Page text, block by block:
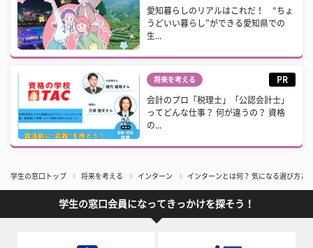
愛知暮らしのリアルはこれだ！ “ちょ
うどいい暮らし”ができる愛知県での
生...
将来を考える PR
会計のプロ「税理士」「公認会計士」
ってどんな仕事？ 何が違うの？ 資格
の...
学生の窓口トップ 将来を考える インターン インターンとは何？ 気になる選び方と
学生の窓口会員になってきっかけを探そう！